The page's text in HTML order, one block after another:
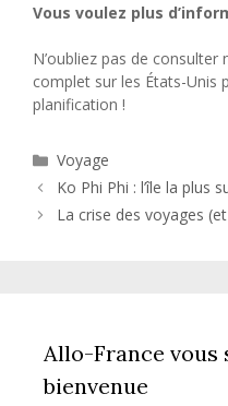
Vous voulez plus
N’oubliez pas de
complet sur les États-Unis
planification !
Catégories
Voyage
Ko Phi Phi : l’île la plus
La crise des voyages
Allo-France vous
bienvenue